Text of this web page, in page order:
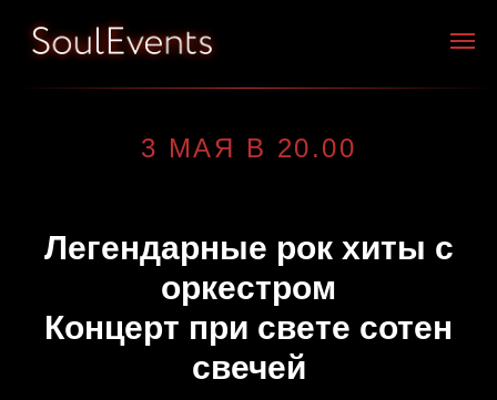
3 МАЯ В 20.00
Легендарные рок хиты с
оркестром
Концерт при свете сотен
свечей